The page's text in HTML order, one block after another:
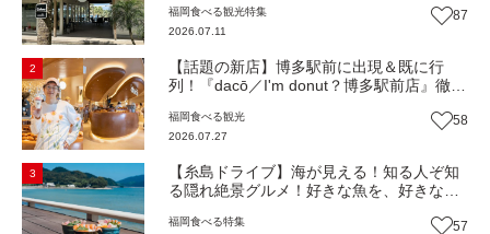
Beach Cafe』（福岡・糸島市）【まち歩
き】
福岡食べる観光特集
2026.07.11
87
2
【話題の新店】博多駅前に出現＆既に行
列！『dacō／I'm donut？博多駅前店』徹底
しみ方＆イチオシメニューも紹介！（福岡
市博多区）【まち歩き】
福岡食べる観光
2026.07.27
58
3
【糸島ドライブ】海が見える！知る人ぞ知
る隠れ絶景グルメ！好きな魚を、好きなだ
堂』（福岡市西区）【まち歩き】
福岡食べる特集
57